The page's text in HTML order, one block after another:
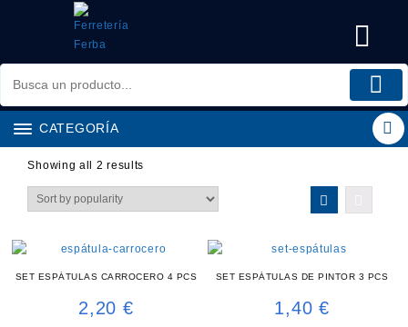
CATEGORÍA
Showing all 2 results
SET ESPÁTULAS CARROCERO 4 PCS
2,20 €
SET ESPÁTULAS DE PINTOR 3 PCS
1,40 €